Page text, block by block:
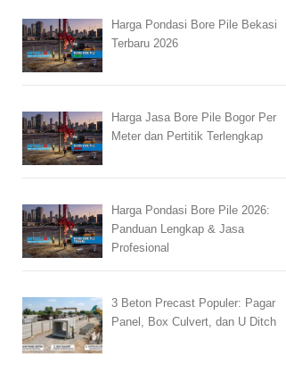
Harga Pondasi Bore Pile Bekasi
Terbaru 2026
Harga Jasa Bore Pile Bogor Per
Meter dan Pertitik Terlengkap
Harga Pondasi Bore Pile 2026:
Panduan Lengkap & Jasa
Profesional
3 Beton Precast Populer: Pagar
Panel, Box Culvert, dan U Ditch